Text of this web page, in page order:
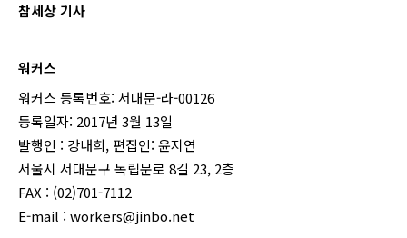
참세상 기사
워커스
워커스 등록번호: 서대문-라-00126
등록일자: 2017년 3월 13일
발행인 : 강내희, 편집인: 윤지연
서울시 서대문구 독립문로 8길 23, 2층
FAX : (02)701-7112
E-mail : workers@jinbo.net